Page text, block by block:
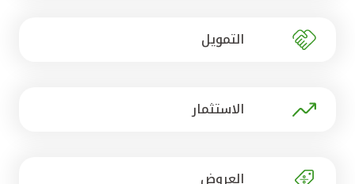
مصر
التمويل
الاستثمار
العروض